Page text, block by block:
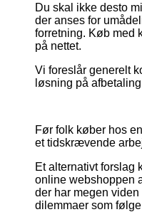
Du skal ikke desto
der anses for
forretning. Køb med
på nettet.
Vi foreslår generelt
løsning på
Før folk køber hos
et tidskrævende
Et alternativt forslag
online webshoppen
der har megen
dilemmaer som